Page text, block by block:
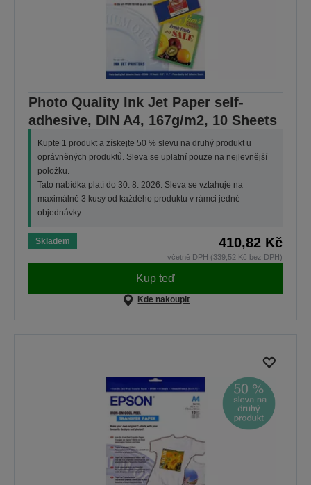
Photo Quality Ink Jet Paper self-
adhesive, DIN A4, 167g/m2, 10 Sheets
Kupte 1 produkt a získejte 50 % slevu na druhý produkt u
oprávněných produktů. Sleva se uplatní pouze na nejlevnější
položku.
Tato nabídka platí do 30. 8. 2026. Sleva se vztahuje na
maximálně 3 kusy od každého produktu v rámci jedné
objednávky.
Skladem 410,82 Kč
včetně DPH (339,52 Kč bez DPH)
Kup teď
Kde nakoupit